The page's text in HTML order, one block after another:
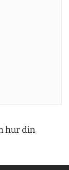
hur din